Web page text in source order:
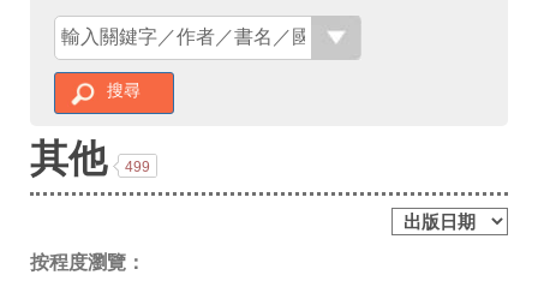
搜尋
其他 499
按程度瀏覽：